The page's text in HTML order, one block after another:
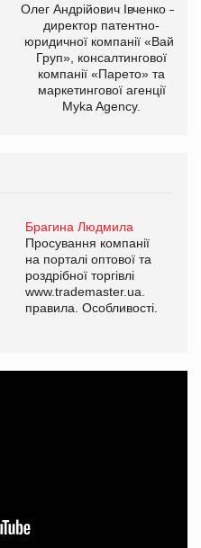
Олег Андрійович Івченко —
директор патентно-
юридичної компанії «Вайз
Груп», консалтингової
компанії «Парето» та
маркетингової агенції
Myka Agency.
Брагина Людмила
Просування компанії
на порталі оптової та
роздрібної торгівлі
www.trademaster.ua.
правила. Особливості.